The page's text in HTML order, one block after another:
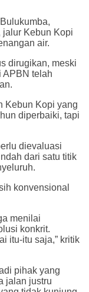
jalur Kebun Kopi
air.
dirugikan, meski
APBN telah
Kebun Kopi yang
diperbaiki, tapi
dievaluasi
dari satu titik
konvensional
menilai
konkrit.
itu-itu saja,” kritik
pihak yang
jalan justru